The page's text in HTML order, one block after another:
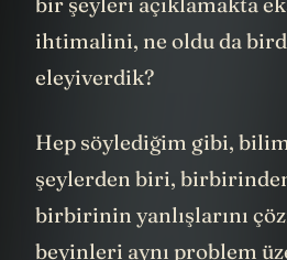
bir şeyleri açıklamakta
ihtimalini, ne oldu da
eleyiverdik?
Hep söylediğim gibi,
şeylerden biri, birbirinden
birbirinin yanlışlarını